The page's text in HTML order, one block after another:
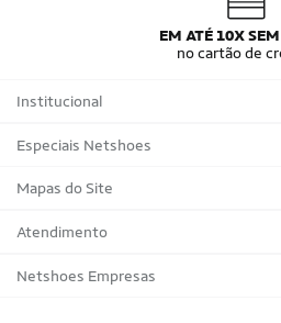
EM ATÉ 10X
no cartão de
Institucional
Sobre a Netshoes
Política de Privacidade
Programa de Afiliados
Regulamentos
Especiais Netshoes
Suplementos
Corrida
Bicicletas
Mapas do Site
Marcas
Tipos de Produtos
Atendimento
Trocas e devoluções
Netshoes Empresas